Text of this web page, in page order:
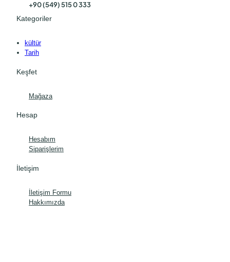
+90 (549) 515 0 333
Kategoriler
kültür
Tarih
Keşfet
Mağaza
Hesap
Hesabım
Siparişlerim
İletişim
İletişim Formu
Hakkımızda